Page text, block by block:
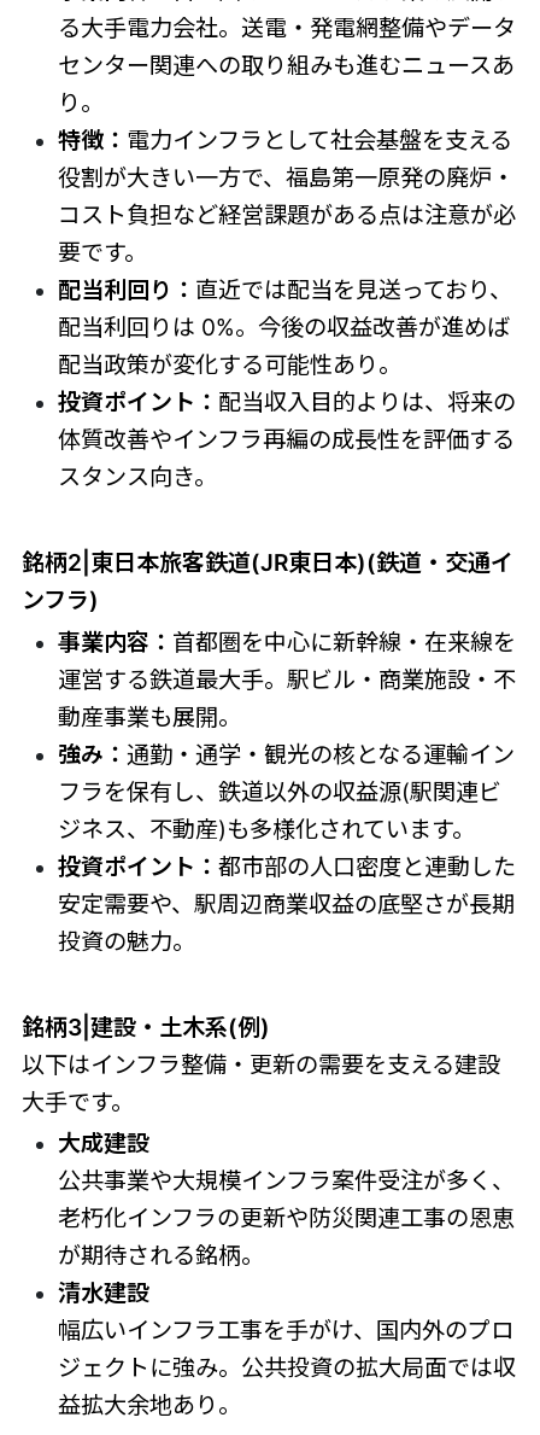
る大手電力会社。送電・発電網整備やデータ
センター関連への取り組みも進むニュースあ
り。
特徴： 電力インフラとして社会基盤を支える
役割が大きい一方で、福島第一原発の廃炉・
コスト負担など経営課題がある点は注意が必
要です。
配当利回り： 直近では配当を見送っており、
配当利回りは 0%。今後の収益改善が進めば
配当政策が変化する可能性あり。
投資ポイント： 配当収入目的よりは、将来の
体質改善やインフラ再編の成長性を評価する
スタンス向き。
銘柄2|東日本旅客鉄道(JR東日本)(鉄道・交通イ
ンフラ)
事業内容： 首都圏を中心に新幹線・在来線を
運営する鉄道最大手。駅ビル・商業施設・不
動産事業も展開。
強み： 通勤・通学・観光の核となる運輸イン
フラを保有し、鉄道以外の収益源(駅関連ビ
ジネス、不動産)も多様化されています。
投資ポイント： 都市部の人口密度と連動した
安定需要や、駅周辺商業収益の底堅さが長期
投資の魅力。
銘柄3|建設・土木系(例)
以下はインフラ整備・更新の需要を支える建設
大手です。
大成建設
公共事業や大規模インフラ案件受注が多く、
老朽化インフラの更新や防災関連工事の恩恵
が期待される銘柄。
清水建設
幅広いインフラ工事を手がけ、国内外のプロ
ジェクトに強み。公共投資の拡大局面では収
益拡大余地あり。